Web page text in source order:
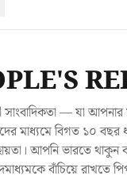
সাংবাদিকতা — যা
বিগত ১০ বছর
আপনি ভারতে থাকুন
বাঁচিয়ে রাখতে